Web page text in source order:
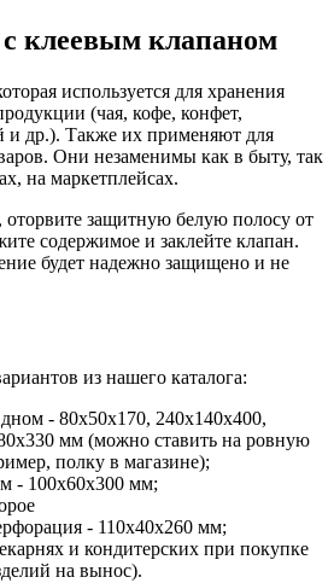
клеевым клапаном
используется для хранения
(чая, кофе, конфет,
и др.). Также их применяют для
Они незаменимы как в быту, так
на маркетплейсах.
оторвите защитную белую полосу от
содержимое и заклейте клапан.
будет надежно защищено и не
из нашего каталога:
- 80x50x170, 240x140x400,
мм (можно ставить на ровную
полку в магазине);
- 100x60x300 мм;
- 110x40x260 мм;
и кондитерских при покупке
на вынос).